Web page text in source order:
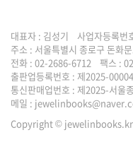
대표자 : 김성기 사업자등록번
주소 : 서울특별시 종로구 돈화
전화 : 02-2686-6712 팩스 :
출판업등록번호 : 제2025-
통신판매업번호 : 제2025-서울
메일 :
Copyright ©